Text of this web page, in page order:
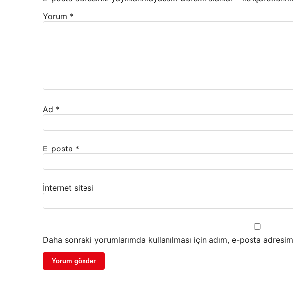
Yorum *
Ad *
E-posta *
İnternet sitesi
Daha sonraki yorumlarımda kullanılması için adım, e-posta